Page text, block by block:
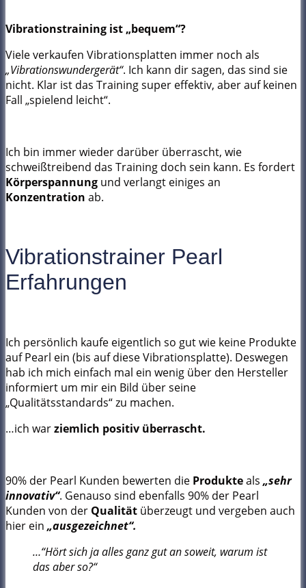
Vibrationstraining ist „bequem“?
Viele verkaufen Vibrationsplatten immer noch als
„Vibrationswundergerät“. Ich kann dir sagen, das sind sie
nicht. Klar ist das Training super effektiv, aber auf keinen
Fall „spielend leicht“.
Ich bin immer wieder darüber überrascht, wie
schweißtreibend das Training doch sein kann. Es fordert
Körperspannung und verlangt einiges an
Konzentration ab.
Vibrationstrainer Pearl
Erfahrungen
Ich persönlich kaufe eigentlich so gut wie keine Produkte
auf Pearl ein (bis auf diese Vibrationsplatte). Deswegen
hab ich mich einfach mal ein wenig über den Hersteller
informiert um mir ein Bild über seine
„Qualitätsstandards“ zu machen.
…ich warziemlich positiv überrascht.
90% der Pearl Kunden bewerten die Produkteals „sehr
innovativ“. Genauso sind ebenfalls 90% der Pearl
Kunden von der Qualität überzeugt und vergeben auch
hier ein „ausgezeichnet“.
…“Hört sich ja alles ganz gut an soweit, warum ist
das aber so?“